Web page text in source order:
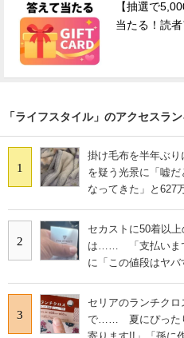
【抽選で
当たる！読
「ライフスタイル」のアクセスラ
1
掛け毛布を半年ぶ
を疑う光景に「嘘だ
なってきた」と627
2
セカストに50着以
は…… 「支払いま
に「この値段はヤバ
3
セリアのランチク
で…… 夏にぴった